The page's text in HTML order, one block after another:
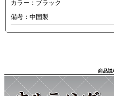
カラー：ブラック
備考：中国製
商品説